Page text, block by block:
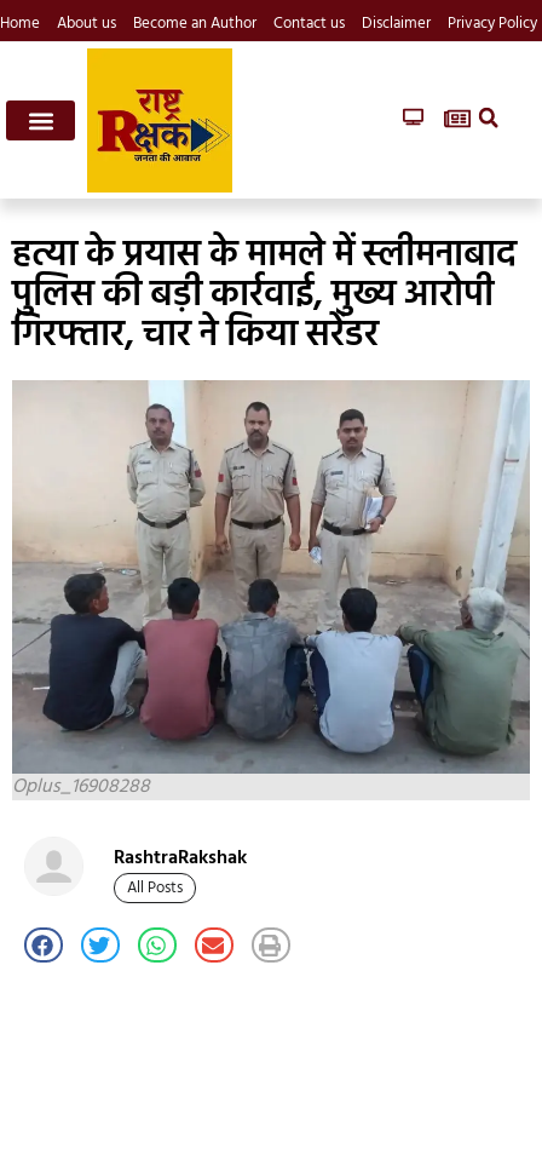
Home About us Become an Author Contact us Disclaimer Privacy Policy
हत्या के प्रयास के मामले में स्लीमनाबाद
पुलिस की बड़ी कार्रवाई, मुख्य आरोपी
गिरफ्तार, चार ने किया सरेंडर
Oplus_16908288
RashtraRakshak
All Posts